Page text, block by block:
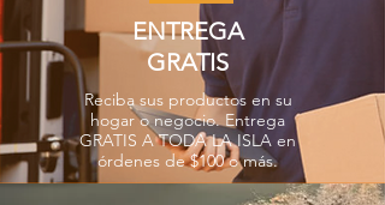
ENTREGA
GRATIS
Reciba sus productos en su
hogar o negocio. Entrega
GRATIS A TODA LA ISLA en
órdenes de $100 o más.